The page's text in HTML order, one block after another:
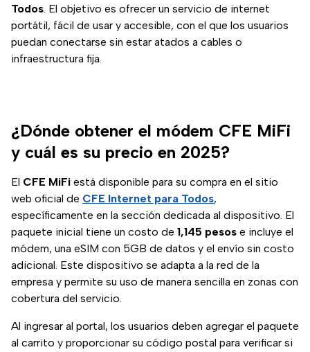
Todos. El objetivo es ofrecer un servicio de internet
portátil, fácil de usar y accesible, con el que los usuarios
puedan conectarse sin estar atados a cables o
infraestructura fija.
¿Dónde obtener el módem CFE MiFi
y cuál es su precio en 2025?
El CFE MiFi está disponible para su compra en el sitio
web oficial de CFE Internet para Todos,
específicamente en la sección dedicada al dispositivo. El
paquete inicial tiene un costo de 1,145 pesos e incluye el
módem, una eSIM con 5GB de datos y el envío sin costo
adicional. Este dispositivo se adapta a la red de la
empresa y permite su uso de manera sencilla en zonas con
cobertura del servicio.
Al ingresar al portal, los usuarios deben agregar el paquete
al carrito y proporcionar su código postal para verificar si